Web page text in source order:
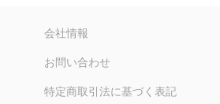
会社情報
お問い合わせ
特定商取引法に基づく表記